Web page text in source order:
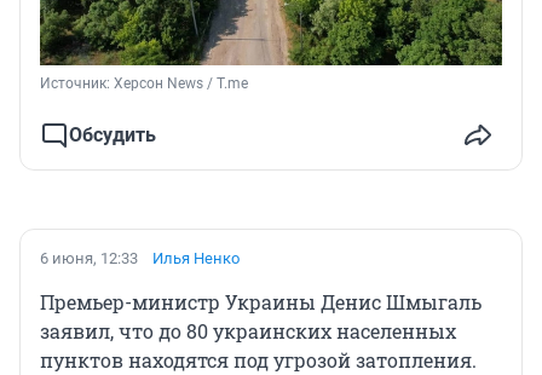
Источник: Херсон News / T.me
Обсудить
6 июня, 12:33 Илья Ненко
Премьер-министр Украины Денис Шмыгаль
заявил, что до 80 украинских населенных
пунктов находятся под угрозой затопления.